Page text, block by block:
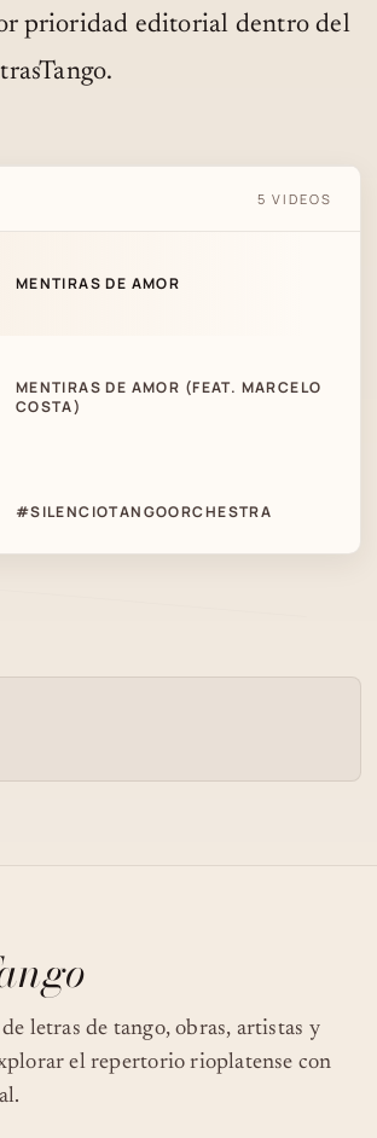
prioridad editorial dentro del
5 VIDEOS
MENTIRAS DE AMOR
MENTIRAS DE AMOR (FEAT. MARCELO
COSTA)
#SILENCIOTANGOORCHESTRA
letras de tango, obras, artistas y
el repertorio rioplatense con